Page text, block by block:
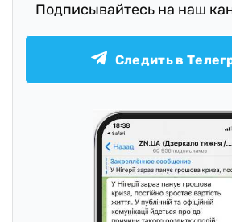
Подписывайтесь на наш
Следить в